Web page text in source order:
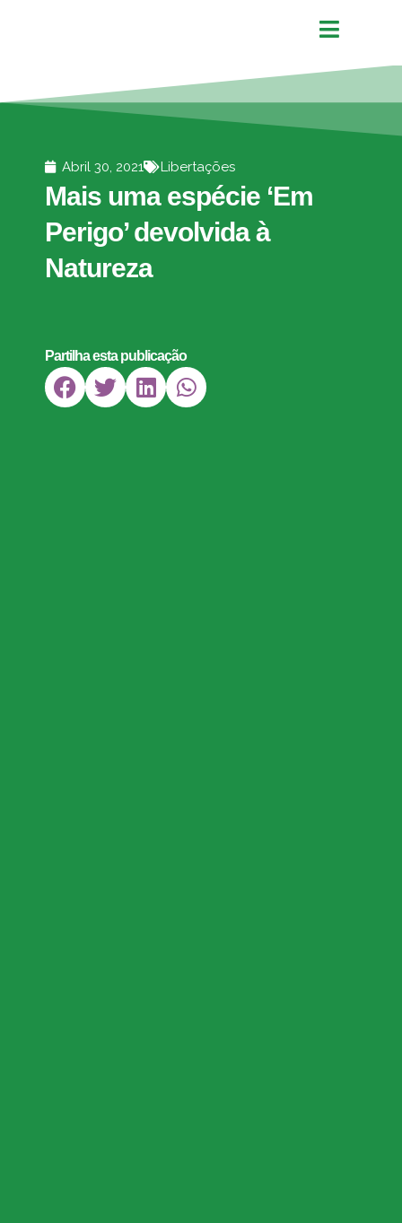
Abril 30, 2021 Libertações
Mais uma espécie ‘Em
Perigo’ devolvida à
Natureza
Partilha esta publicação